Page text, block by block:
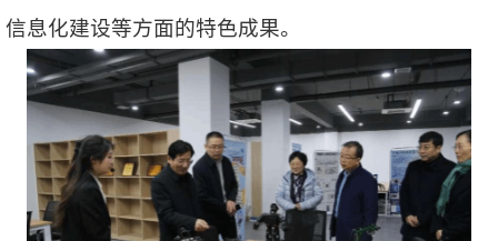
信息化建设等方面的特色成果。